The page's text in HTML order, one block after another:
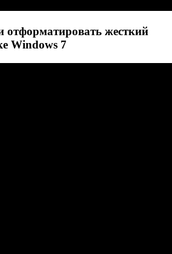
отформатировать жесткий
Windows 7